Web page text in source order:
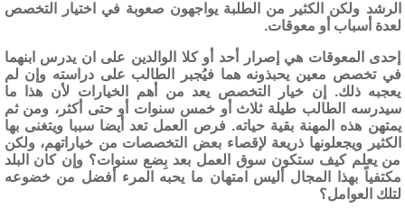
الرشد ولكن الكثير من الطلبة يواجهون صعوبة في اختيار التخصص
لعدة أسباب أو معوقات.
إحدى المعوقات هي إصرار أحد أو كلا الوالدين على ان يدرس ابنهما
في تخصص معين يحبذونه هما فيُجبر الطالب على دراسته وإن لم
يعجبه ذلك. إن خيار التخصص يعد من أهم الخيارات لأن هذا ما
سيدرسه الطالب طيلة ثلاث أو خمس سنوات أو حتى أكثر، ومن ثم
يمتهن هذه المهنة بقية حياته. فرص العمل تعد أيضا سببا ويتغنى بها
الكثير ويجعلونها ذريعة لإقصاء بعض التخصصات من خياراتهم، ولكن
من يعلم كيف ستكون سوق العمل بعد بِضع سنوات؟ وإن كان البلد
مكتفياً بهذا المجال أليس امتهان ما يحبه المرء أفضل من خضوعه
لتلك العوامل؟